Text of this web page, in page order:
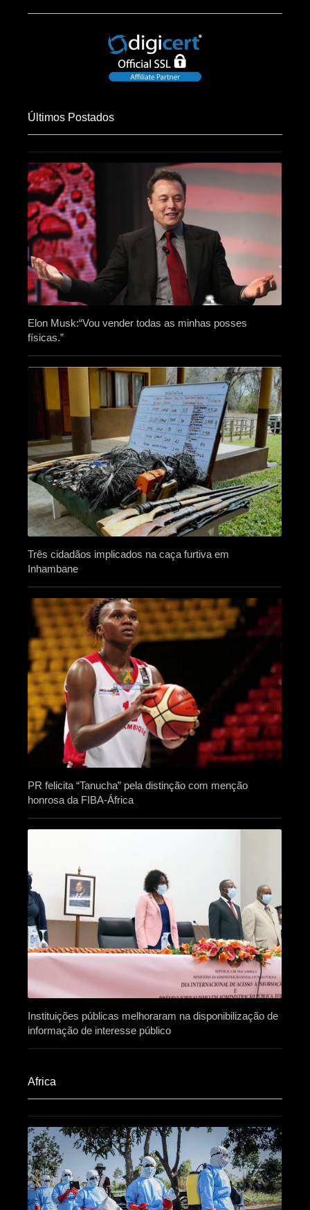
Últimos Postados
Elon Musk:“Vou vender todas as minhas posses
físicas.”
Três cidadãos implicados na caça furtiva em
Inhambane
PR felicita “Tanucha” pela distinção com menção
honrosa da FIBA-África
Instituições públicas melhoraram na disponibilização de
informação de interesse público
Africa​